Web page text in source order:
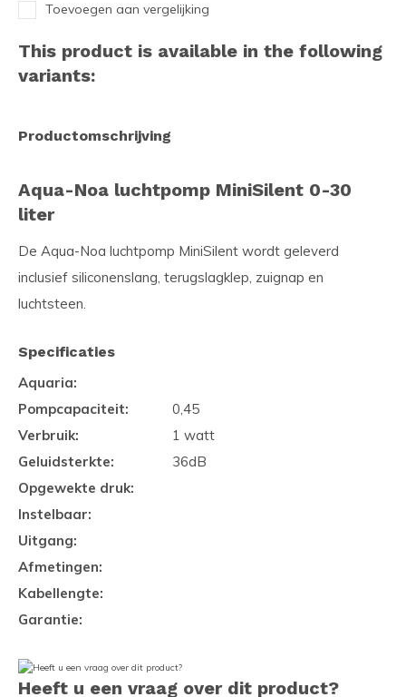
Toevoegen aan vergelijking
This product is available in the following
variants:
Productomschrijving
Aqua-Noa luchtpomp MiniSilent 0-30
liter
De Aqua-Noa luchtpomp MiniSilent wordt geleverd
inclusief siliconenslang, terugslagklep, zuignap en
luchtsteen.
Specificaties
Aquaria:
Pompcapaciteit:
0,45
Verbruik:
1 watt
Geluidsterkte:
36dB
Opgewekte druk:
Instelbaar:
Uitgang:
Afmetingen:
Kabellengte:
Garantie:
Heeft u een vraag over dit product?